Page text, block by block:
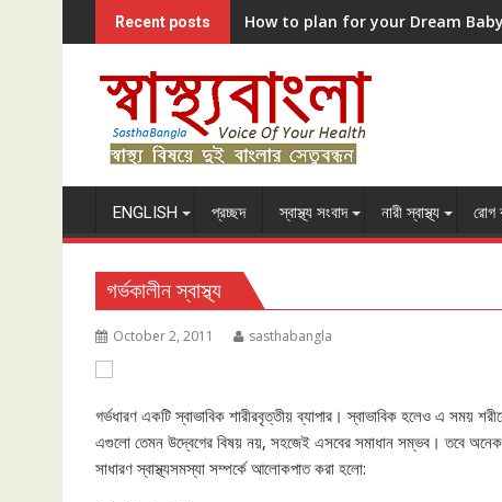
to
Recent posts How to plan for your Dream Baby
ENGLISH প্রচ্ছদ স্বাস্থ্য সংবাদ নারী স্বাস্থ্য রোগ
গর্ভকালীন স্বাস্থ্য
October 2, 2011 sasthabangla
গর্ভধারণ একটি স্বাভাবিক শারীরবৃত্তীয় ব্যাপার। স্বাভাবিক হলেও এ সময়
এগুলো তেমন উদ্বেগের বিষয় নয়, সহজেই এসবের সমাধান সম্ভব। তবে অনেক
সাধারণ স্বাস্থ্যসমস্যা সম্পর্কে আলোকপাত করা হলো: